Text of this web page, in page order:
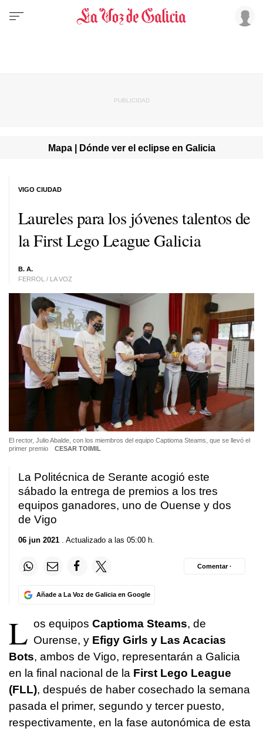
Mapa | Dónde ver el eclipse en Galicia
Laureles para los jóvenes talentos de
la First Lego League Galicia
B. A.
FERROL / LA VOZ
VIGO CIUDAD
El rector, Julio Abalde, con los miembros del equipo Captioma Steams, que se llevó el
primer premio
CESAR TOIMIL
La Politécnica de Serante acogió este
sábado la entrega de premios a los tres
equipos ganadores, uno de Ouense y dos
de Vigo
06 jun 2021 . Actualizado a las 05:00 h.
Añade a La Voz de Galicia en Google
Comentar ·
L os equipos Captioma Steams, de
Ourense, y Efigy Girls y Las Acacias
Bots, ambos de Vigo, representarán a Galicia
en la final nacional de la First Lego League
(FLL), después de haber cosechado la semana
pasada el primer, segundo y tercer puesto,
respectivamente, en la fase autonómica de esta